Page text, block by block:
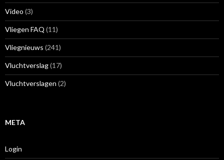
Video (3)
Vliegen FAQ (11)
Vliegnieuws (241)
Vluchtverslag(17)
Vluchtverslagen (2)
META
Login